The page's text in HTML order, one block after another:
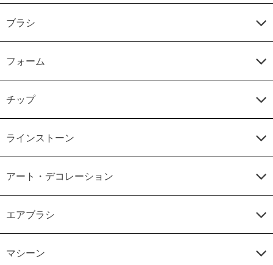
ブラシ
フォーム
チップ
ラインストーン
アート・デコレーション
エアブラシ
マシーン